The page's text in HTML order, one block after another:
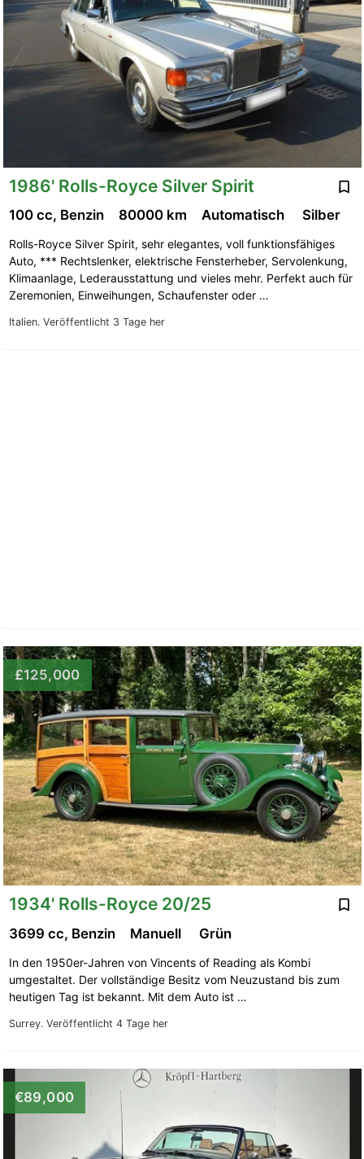
1986' Rolls-Royce Silver Spirit
Italien. Veröffentlicht 3 Tage her
100 cc, Benzin 80000 km Automatisch Silber
Rolls-Royce Silver Spirit, sehr elegantes, voll funktionsfähiges
Auto, *** Rechtslenker, elektrische Fensterheber, Servolenkung,
Klimaanlage, Lederausstattung und vieles mehr. Perfekt auch für
Zeremonien, Einweihungen, Schaufenster oder …
£125,000
1934' Rolls-Royce 20/25
Surrey. Veröffentlicht 4 Tage her
3699 cc, Benzin Manuell Grün
In den 1950er-Jahren von Vincents of Reading als Kombi
umgestaltet. Der vollständige Besitz vom Neuzustand bis zum
heutigen Tag ist bekannt. Mit dem Auto ist …
€89,000